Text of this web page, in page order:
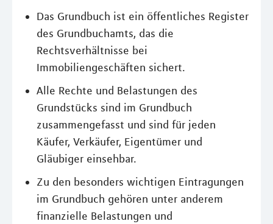
Das Grundbuch ist ein öffentliches Register
des Grundbuchamts, das die
Rechtsverhältnisse bei
Immobiliengeschäften sichert.
Alle Rechte und Belastungen des
Grundstücks sind im Grundbuch
zusammengefasst und sind für jeden
Käufer, Verkäufer, Eigentümer und
Gläubiger einsehbar.
Zu den besonders wichtigen Eintragungen
im Grundbuch gehören unter anderem
finanzielle Belastungen und